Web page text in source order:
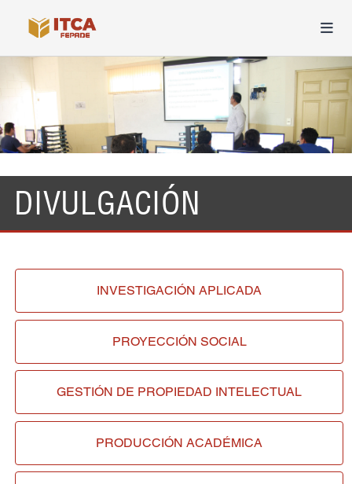
DIVULGACIÓN
INVESTIGACIÓNAPLICADA
PROYECCIÓN SOCIAL
GESTIÓN DE PROPIEDAD INTELECTUAL
PRODUCCIÓN ACADÉMICA